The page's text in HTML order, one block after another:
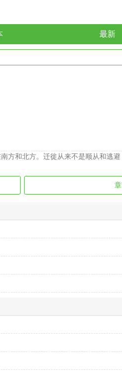
最新
方和北方。迁徙从来不是顺从和逃